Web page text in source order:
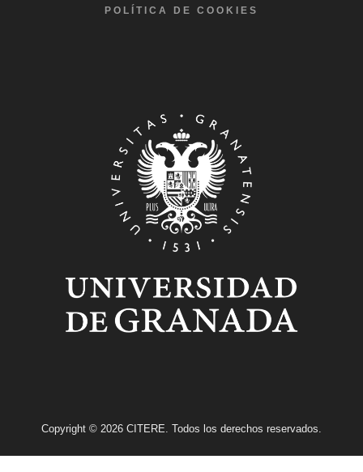
POLÍTICA DE COOKIES
Copyright © 2026 CITERE. Todos los derechos reservados.